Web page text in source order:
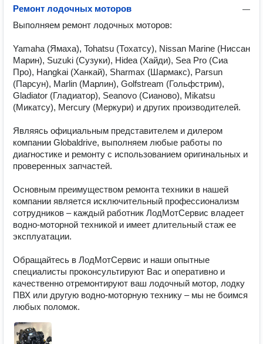
—
Ремонт лодочных моторов
Выполняем ремонт лодочных моторов:
Yamaha (Ямаха), Tohatsu (Тохатсу), Nissan Marine (Ниссан
Марин), Suzuki (Сузуки), Hidea (Хайди), Sea Pro (Сиа
Про), Hangkai (Ханкай), Sharmax (Шармакс), Parsun
(Парсун), Marlin (Марлин), Golfstream (Гольфстрим),
Gladiator (Гладиатор), Seanovo (Сианово), Mikatsu
(Микатсу), Mercury (Меркури) и других производителей.
Являясь официальным представителем и дилером
компании Globaldrive, выполняем любые работы по
диагностике и ремонту с использованием оригинальных и
проверенных запчастей.
Основным преимуществом ремонта техники в нашей
компании является исключительный профессионализм
сотрудников – каждый работник ЛодМотСервис владеет
водно-моторной техникой и имеет длительный стаж ее
эксплуатации.
Обращайтесь в ЛодМотСервис и наши опытные
специалисты проконсультируют Вас и оперативно и
качественно отремонтируют ваш лодочный мотор, лодку
ПВХ или другую водно-моторную технику – мы не боимся
любых поломок.